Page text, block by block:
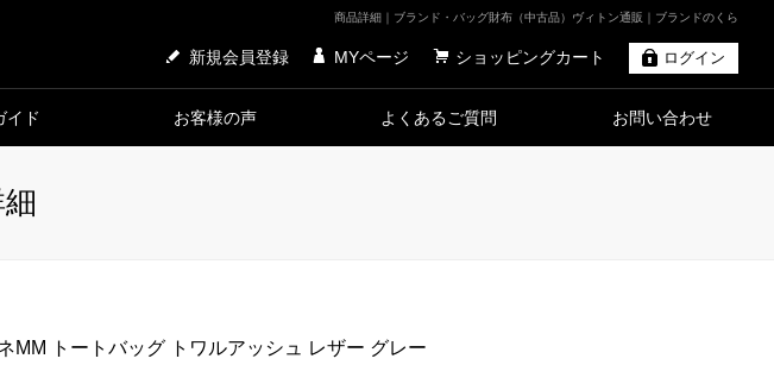
商品詳細｜ブランド・バッグ財布（中古品）ヴィトン通販｜ブランドのくら
新規会員登録 MYページ ショッピングカート ログイン
イド お客様の声 よくあるご質問 お問い合わせ
MM トートバッグ トワルアッシュ レザー グレー